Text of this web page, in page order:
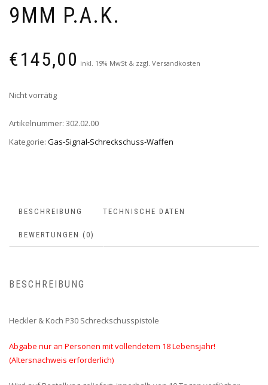
9MM P.A.K.
€145,00 inkl. 19% MwSt & zzgl. Versandkosten
Nicht vorrätig
Artikelnummer: 302.02.00
Kategorie: Gas-Signal-Schreckschuss-Waffen
BESCHREIBUNG TECHNISCHE DATEN
BEWERTUNGEN (0)
BESCHREIBUNG
Heckler & Koch P30 Schreckschusspistole
Abgabe nur an Personen mit vollendetem 18 Lebensjahr!
(Altersnachweis erforderlich)